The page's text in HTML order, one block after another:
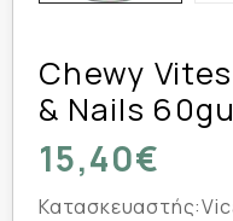
Chewy
& Nails
15,40€
Κατασκευαστής: